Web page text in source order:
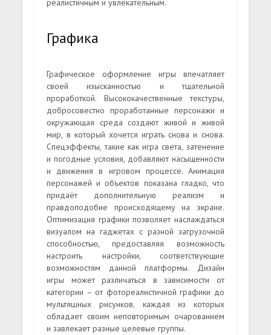
реалистичным и увлекательным.
Графика
Графическое оформление игры впечатляет
своей изысканностью и тщательной
проработкой. Высококачественные текстуры,
добросовестно проработанные персонажи и
окружающая среда создают живой и живой
мир, в который хочется играть снова и снова.
Спецэффекты, такие как игра света, затенение
и погодные условия, добавляют насыщенности
и движения в игровом процессе. Анимация
персонажей и объектов показана гладко, что
придаёт дополнительную реализм и
правдоподобие происходящему на экране.
Оптимизация графики позволяет наслаждаться
визуалом на гаджетах с разной загрузочной
способностью, предоставляя возможность
настроить настройки, соответствующие
возможностям данной платформы. Дизайн
игры может различаться в зависимости от
категории – от фотореалистичной графики до
мультяшных рисунков, каждая из которых
обладает своим неповторимым очарованием
и завлекает разные целевые группы.